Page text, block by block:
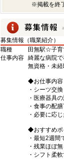
※掲載を終
募集情報（職業紹介）
職種
田無駅☆子育
仕事内容 綺麗な病院
無資格・未
◆お仕事内容
・シーツ交換
・医療器具
・食事の配
・必要に応
◆おすすめポ
・最短2週間
・残業ほぼ
・シフト柔